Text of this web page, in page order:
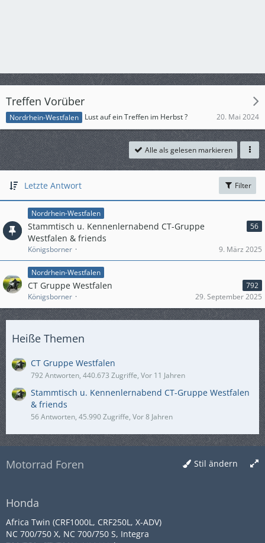
Treffen Vorüber
Nordrhein-Westfalen Lust auf ein Treffen im Herbst ? 20. Mai 2024
Alle als gelesen markieren
Letzte Antwort Filter
Nordrhein-Westfalen
Stammtisch u. Kennenlernabend CT-Gruppe
Westfalen & friends
56
Königsborner 9. März 2025
Nordrhein-Westfalen
CT Gruppe Westfalen
792
Königsborner
29. September 2025
Heiße Themen
CT Gruppe Westfalen
792 Antworten, 440.673 Zugriffe, Vor 11 Jahren
Stammtisch u. Kennenlernabend CT-Gruppe Westfalen
& friends
56 Antworten, 45.990 Zugriffe, Vor 8 Jahren
Stil ändern
Motorrad Foren
Honda
Africa Twin (CRF1000L, CRF250L, X-ADV)
NC 700/750 X, NC 700/750 S, Integra